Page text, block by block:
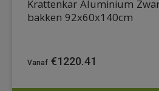
Krattenkar Aluminium
bakken 92x60x140cm
€1220.41